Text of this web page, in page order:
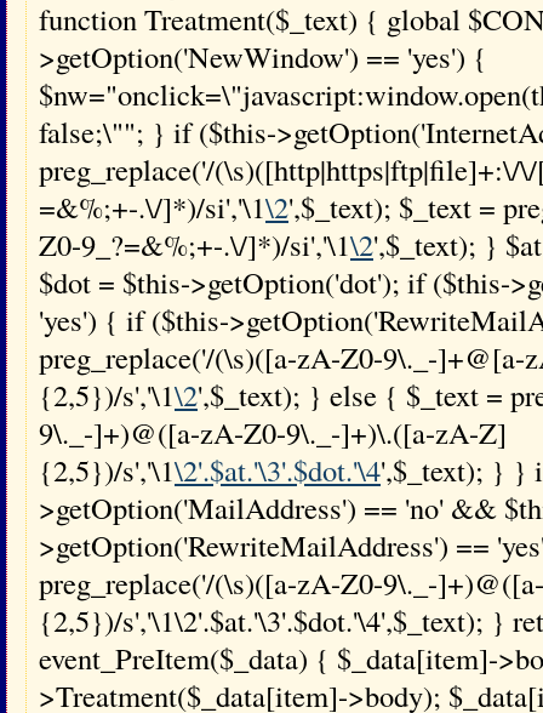
function Treatment($_text) { global
>getOption('NewWindow') == 'yes') {
false;\""; } if ($this-
preg_replace('/(\s)([http|https|ftp|file]+:\/
=&%;+-.\/]*)/si','\1\2',$_text); $_text =
Z0-9_?=&%;+-.\/]*)/si','\1\2',$_text); }
$dot = $this->getOption('dot'); if ($this-
'yes') { if ($this-
preg_replace('/(\s)([a-zA-Z0-9\._-
{2,5})/s','\1\2',$_text); } else { $_text =
9\._-]+)@([a-zA-Z0-9\._-]+)\.([a-zA-Z]
{2,5})/s','\1\2'.$at.'\3'.$dot.'\4',$_text); } }
>getOption('MailAddress') == 'no' &&
>getOption('RewriteMailAddress') ==
preg_replace('/(\s)([a-zA-Z0-9\._-
{2,5})/s','\1\2'.$at.'\3'.$dot.'\4',$_text); }
event_PreItem($_data) { $_data[item]-
>Treatment($_data[item]->body);